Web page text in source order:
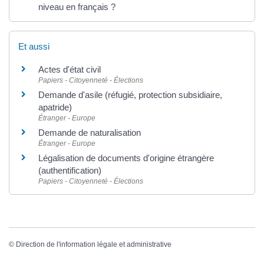
niveau en français ?
Et aussi
Actes d'état civil
Papiers - Citoyenneté - Élections
Demande d'asile (réfugié, protection subsidiaire,
apatride)
Étranger - Europe
Demande de naturalisation
Étranger - Europe
Légalisation de documents d'origine étrangère
(authentification)
Papiers - Citoyenneté - Élections
© Direction de l'information légale et administrative